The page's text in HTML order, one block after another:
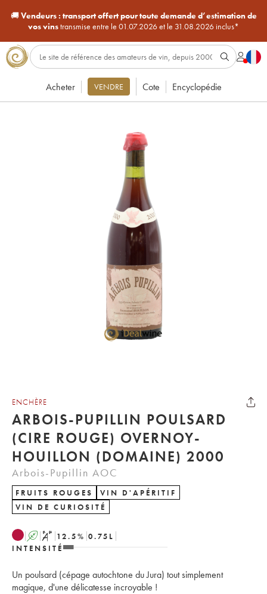
🚚Vendeurs : transport offert pour toute demande d’estimation de
vos vinstransmise entre le 01.07.2026 et le 31.08.2026 inclus*
Acheter VENDRE Cote Encyclopédie
ENCHÈRE
ARBOIS-PUPILLIN POULSARD
(CIRE ROUGE) OVERNOY-
HOUILLON (DOMAINE) 2000
Arbois-Pupillin AOC
FRUITS ROUGES
VIN D'APÉRITIF
VIN DE CURIOSITÉ
A S 12.5% 0.75 L
INTENSITÉ
Un poulsard (cépage autochtone du Jura) tout simplement
magique, d'une délicatesse incroyable !